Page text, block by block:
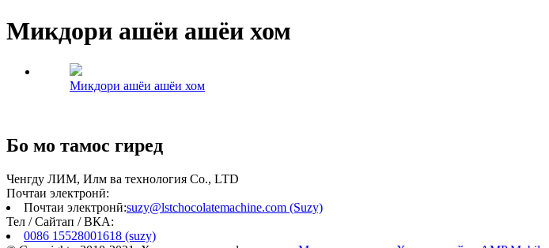
Микдори ашёи ашёи хом
Микдори ашёи ашёи хом
Бо мо тамос гиред
Ченгду ЛИМ, Илм ва технология Co., LTD
Почтаи электронӣ:
Почтаи электронӣ:suzy@lstchocolatemachine.com (Suzy)
Тел / Сайтап / ВКА:
0086 15528001618 (suzy)